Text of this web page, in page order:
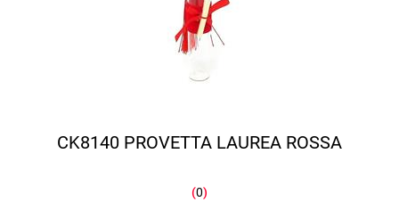
CK8140 PROVETTA LAUREA ROSSA
(0)